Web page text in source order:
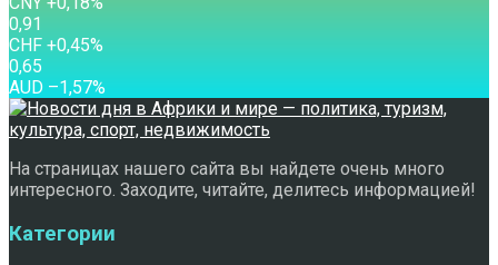
0,91
CHF +0,45%
0,65
AUD –1,57%
На страницах нашего сайта вы найдете очень много
интересного. Заходите, читайте, делитесь информацией!
Категории